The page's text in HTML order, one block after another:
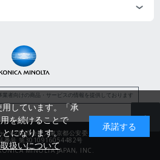
者向けの商品・サービスの情報を提供しております
パン株式会社／東京都公安委員会
番号 第3010916054482号
MINOLTA JAPAN, INC.
しています。「承
を続けることで
になります。
扱いについて
承諾する